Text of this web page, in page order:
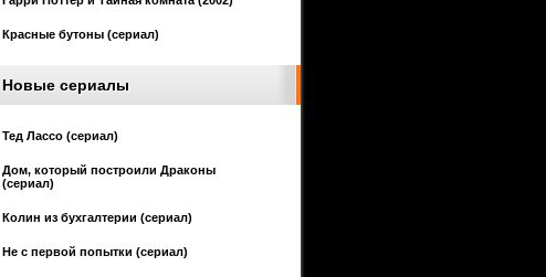
Красные бутоны (сериал)
Новые сериалы
Тед Лассо (сериал)
Дом, который построили Драконы
(сериал)
Колин из бухгалтерии (сериал)
Не с первой попытки (сериал)